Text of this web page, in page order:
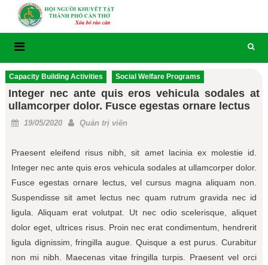
Capacity Building Activities Social Welfare Programs
Integer nec ante quis eros vehicula sodales at
ullamcorper dolor. Fusce egestas ornare lectus
Posted
19/05/2020 Author
Quản trị viên
Praesent eleifend risus nibh, sit amet lacinia ex molestie id.
Integer nec ante quis eros vehicula sodales at ullamcorper dolor.
Fusce egestas ornare lectus, vel cursus magna aliquam non.
Suspendisse sit amet lectus nec quam rutrum gravida nec id
ligula. Aliquam erat volutpat. Ut nec odio scelerisque, aliquet
dolor eget, ultrices risus. Proin nec erat condimentum, hendrerit
ligula dignissim, fringilla augue. Quisque a est purus. Curabitur
non mi nibh. Maecenas vitae fringilla turpis. Praesent vel orci